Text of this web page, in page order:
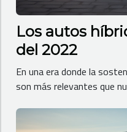
Los autos
del 2022
En una era donde la
son más relevantes que